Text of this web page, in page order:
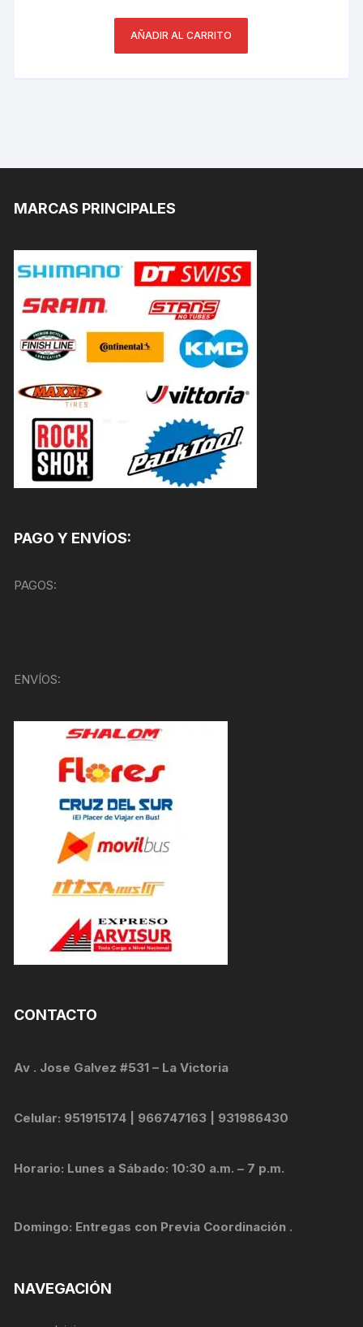
AÑADIR AL CARRITO
MARCAS PRINCIPALES
PAGO Y ENVÍOS:
PAGOS:
ENVÍOS:
CONTACTO
Av . Jose Galvez #531 – La Victoria
Celular: 951915174 | 966747163 | 931986430
Horario: Lunes a Sábado: 10:30 a.m. – 7 p.m.
Domingo: Entregas con Previa Coordinación .
NAVEGACIÓN